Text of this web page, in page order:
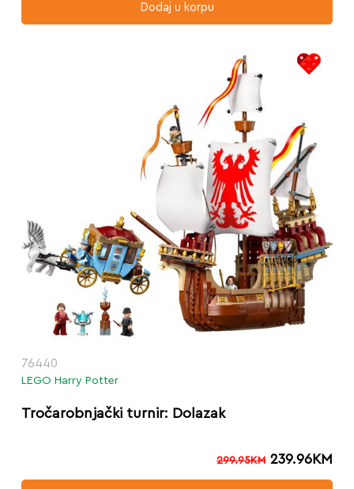
Dodaj u korpu
76440
LEGO Harry Potter
Tročarobnjački turnir: Dolazak
299.95KM 239.96KM